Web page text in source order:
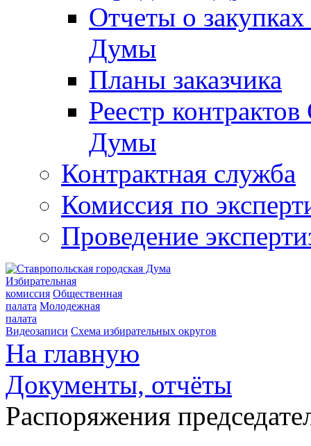
Отчеты о
Думы
Планы заказчика
Реестр
Думы
Контрактная служба
Комиссия по
Проведение
Избирательная
комиссия Общественная
палата Молодежная
палата
Видеозаписи Схема избирательных округов
На главную
Документы, отчёты
Распоряжения